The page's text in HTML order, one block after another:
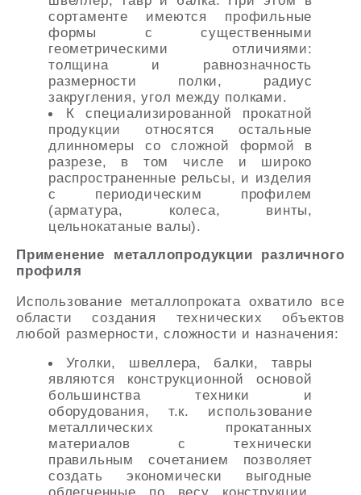
сортаменте имеются профильные
формы с существенными
геометрическими отличиями:
толщина и равнозначность
размерности полки, радиус
закругления, угол между полками.
К специализированной прокатной
продукции относятся остальные
длинномеры со сложной формой в
разрезе, в том числе и широко
распространенные рельсы, и изделия
с периодическим профилем
(арматура, колеса, винты,
цельнокатаные валы).
Применение металлопродукции различного
профиля
Использование металлопроката охватило все
области создания технических объектов
любой размерности, сложности и назначения:
Уголки, швеллера, балки, тавры
являются конструкционной основой
большинства техники и
оборудования, т.к. использование
металлических прокатанных
материалов с технически
правильным сочетанием позволяет
создать экономически выгодные
облегченные по весу конструкции,